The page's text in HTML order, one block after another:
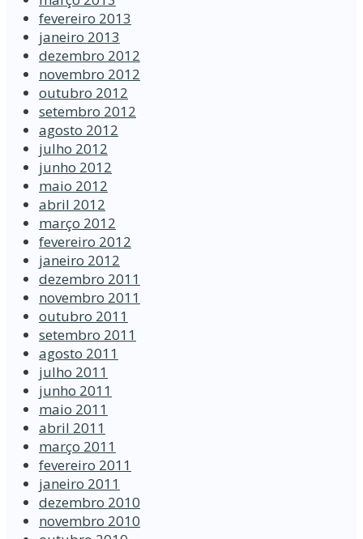
fevereiro 2013
janeiro 2013
dezembro 2012
novembro 2012
outubro 2012
setembro 2012
agosto 2012
julho 2012
junho 2012
maio 2012
abril 2012
março 2012
fevereiro 2012
janeiro 2012
dezembro 2011
novembro 2011
outubro 2011
setembro 2011
agosto 2011
julho 2011
junho 2011
maio 2011
abril 2011
março 2011
fevereiro 2011
janeiro 2011
dezembro 2010
novembro 2010